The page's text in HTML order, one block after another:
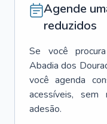
Agende
reduzidos
Se você
Abadia dos
você agenda
acessíveis,
adesão.